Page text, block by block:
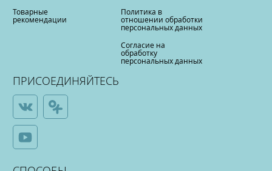
Товарные
рекомендации
Политика в
отношении обработки
персональных данных
Согласие на
обработку
персональных данных
ПРИСОЕДИНЯЙТЕСЬ